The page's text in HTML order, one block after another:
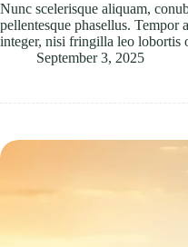
Nunc scelerisque aliquam,
pellentesque phasellus. Tempor
integer, nisi fringilla leo lobortis
September 3, 2025